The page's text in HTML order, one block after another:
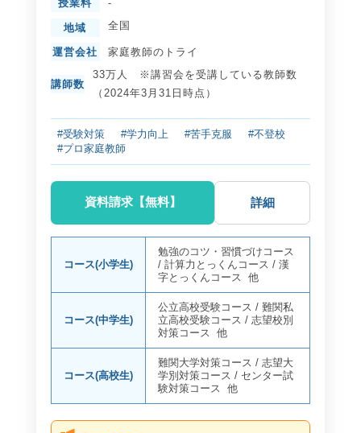
授業料 -
地域 全国
運営会社 家庭教師のトライ
講師数
33万人 ※講習会を受講している教師数
（2024年3月31日時点）
#受験対策 #学力向上 #苦手克服
#不登校
#プロ家庭教師
資料請求【無料】 詳細
コース(小学生)
勉強のコツ・習慣づけコース
/計算力とっくんコース /漢
字とっくんコース 他
コース(中学生)
公立高校受験コース /難関私
立高校受験コース /志望校別
対策コース 他
コース(高校生)
難関大学対策コース /志望大
学別対策コース /センター試
験対策コース 他